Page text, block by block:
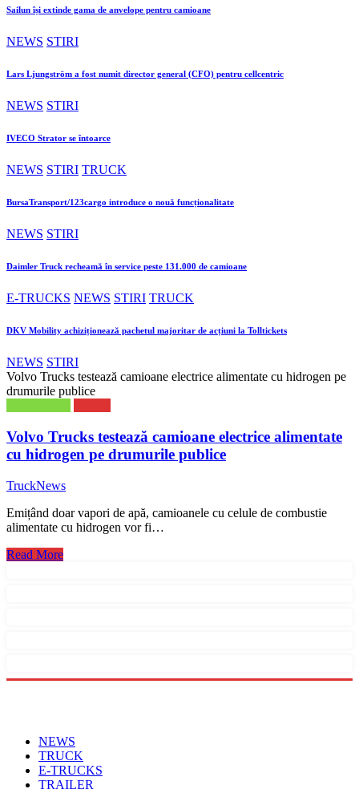
Sailun își extinde gama de anvelope pentru camioane
NEWS STIRI
Lars Ljungström a fost numit director general (CFO) pentru cellcentric
NEWS STIRI
IVECO Strator se întoarce
NEWS STIRI TRUCK
BursaTransport/123cargo introduce o nouă funcționalitate
NEWS STIRI
Daimler Truck recheamă în service peste 131.000 de camioane
E-TRUCKS NEWS STIRI TRUCK
DKV Mobility achiziționează pachetul majoritar de acțiuni la Tolltickets
NEWS STIRI
Volvo Trucks testează camioane electrice alimentate cu hidrogen pe
drumurile publice
Volvo Trucks testează camioane electrice alimentate
cu hidrogen pe drumurile publice
TruckNews
Emițând doar vapori de apă, camioanele cu celule de combustie
alimentate cu hidrogen vor fi…
Read More
NEWS
TRUCK
E-TRUCKS
TRAILER